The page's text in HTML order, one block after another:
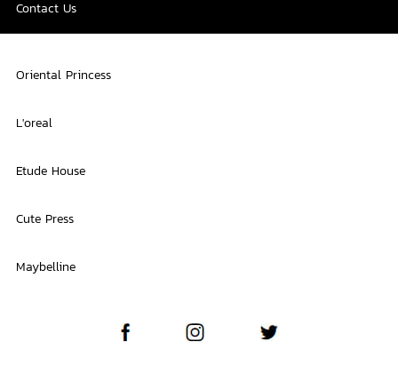
Contact Us
Oriental Princess
L'oreal
Etude House
Cute Press
Maybelline